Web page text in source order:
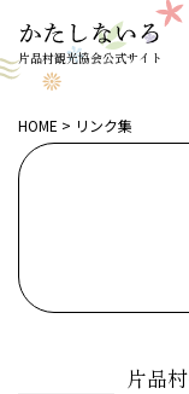
片品村観光協会公式サイト
HOME リンク集
片品